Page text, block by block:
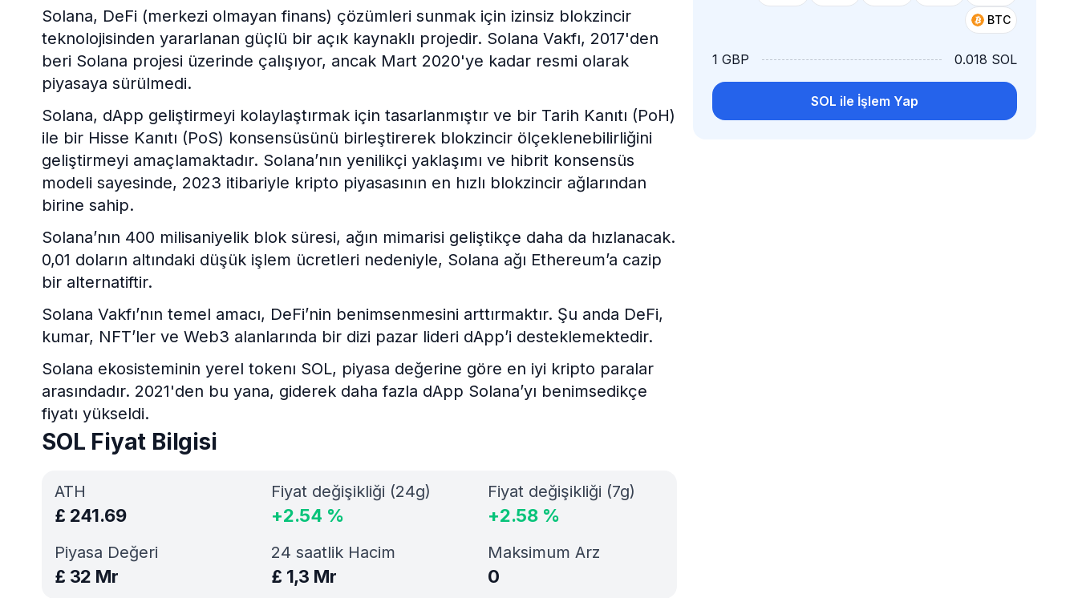
BTC
1 GBP 0.018 SOL
SOL ile İşlem Yap
Solana, DeFi (merkezi olmayan finans) çözümleri sunmak için izinsiz blokzincir
teknolojisinden yararlanan güçlü bir açık kaynaklı projedir. Solana Vakfı, 2017'den
beri Solana projesi üzerinde çalışıyor, ancak Mart 2020'ye kadar resmi olarak
piyasaya sürülmedi.
Solana, dApp geliştirmeyi kolaylaştırmak için tasarlanmıştır ve bir Tarih Kanıtı (PoH)
ile bir Hisse Kanıtı (PoS) konsensüsünü birleştirerek blokzincir ölçeklenebilirliğini
geliştirmeyi amaçlamaktadır. Solana’nın yenilikçi yaklaşımı ve hibrit konsensüs
modeli sayesinde, 2023 itibariyle kripto piyasasının en hızlı blokzincir ağlarından
birine sahip.
Solana’nın 400 milisaniyelik blok süresi, ağın mimarisi geliştikçe daha da hızlanacak.
0,01 doların altındaki düşük işlem ücretleri nedeniyle, Solana ağı Ethereum’a cazip
bir alternatiftir.
Solana Vakfı’nın temel amacı, DeFi’nin benimsenmesini arttırmaktır. Şu anda DeFi,
kumar, NFT’ler ve Web3 alanlarında bir dizi pazar lideri dApp’i desteklemektedir.
Solana ekosisteminin yerel tokenı SOL, piyasa değerine göre en iyi kripto paralar
arasındadır. 2021'den bu yana, giderek daha fazla dApp Solana’yı benimsedikçe
fiyatı yükseldi.
SOL Fiyat Bilgisi
ATH
£ 241.69
Piyasa Değeri
£ 32 Mr
Fiyat değişikliği (24g)
+2.54 %
Fiyat değişikliği (7g)
+2.58 %
24 saatlik Hacim
£ 1,3 Mr
Maksimum Arz
0